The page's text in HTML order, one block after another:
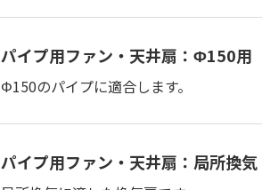
パイプ用ファン・天井扇：Φ150用
Φ150のパイプに適合します。
パイプ用ファン・天井扇：局所換気